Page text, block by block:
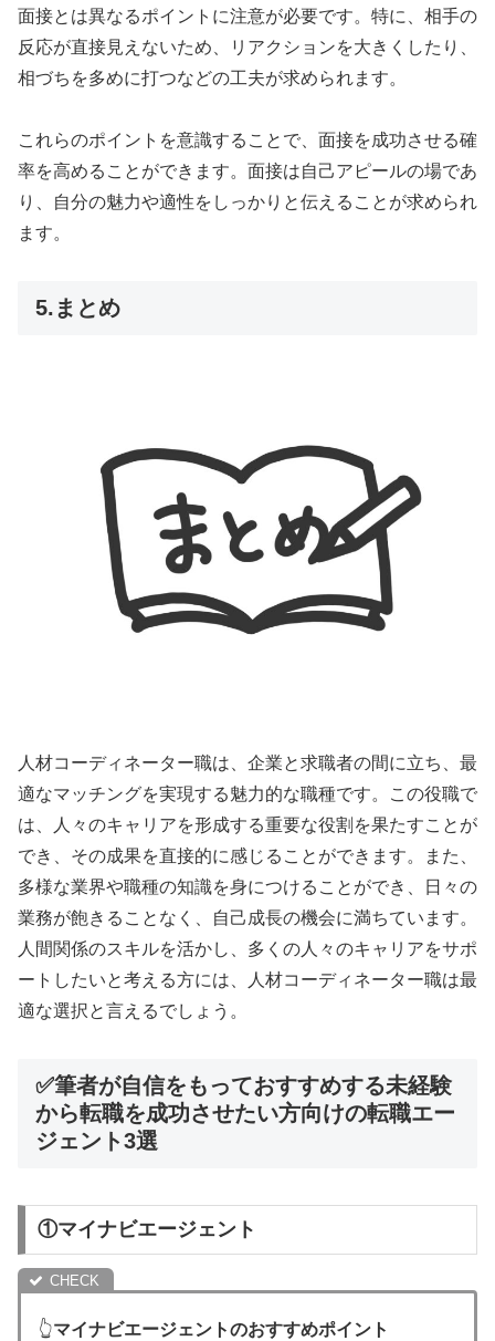
面接とは異なるポイントに注意が必要です。特に、相手の
反応が直接見えないため、リアクションを大きくしたり、
相づちを多めに打つなどの工夫が求められます。
これらのポイントを意識することで、面接を成功させる確
率を高めることができます。面接は自己アピールの場であ
り、自分の魅力や適性をしっかりと伝えることが求められ
ます。
5.まとめ
人材コーディネーター職は、企業と求職者の間に立ち、最
適なマッチングを実現する魅力的な職種です。この役職で
は、人々のキャリアを形成する重要な役割を果たすことが
でき、その成果を直接的に感じることができます。また、
多様な業界や職種の知識を身につけることができ、日々の
業務が飽きることなく、自己成長の機会に満ちています。
人間関係のスキルを活かし、多くの人々のキャリアをサポ
ートしたいと考える方には、人材コーディネーター職は最
適な選択と言えるでしょう。
✅筆者が自信をもっておすすめする未経験
から転職を成功させたい方向けの転職エー
ジェント3選
①マイナビエージェント
👆マイナビエージェントのおすすめポイント